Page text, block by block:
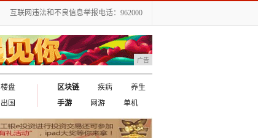
互联网违法和不良信息举报电话：962000
广告
楼盘
出国
区块链 疾病
养生
手游
网游 单机